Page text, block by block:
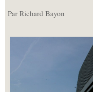
Par Richard Bayon